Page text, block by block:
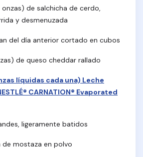
onzas) de salchicha de cerdo,
y desmenuzada
del día anterior cortado en cubos
de queso cheddar rallado
líquidas cada una) Leche
CARNATION® Evaporated
ligeramente batidos
de mostaza en polvo